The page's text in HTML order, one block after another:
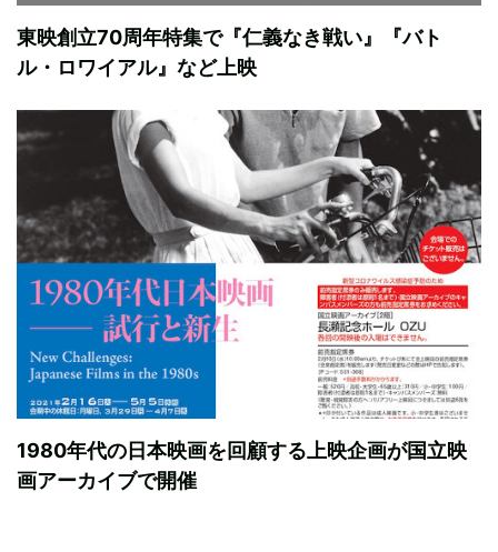
東映創立70周年特集で『仁義なき戦い』『バト
ル・ロワイアル』など上映
1980年代の日本映画を回顧する上映企画が国立映
画アーカイブで開催